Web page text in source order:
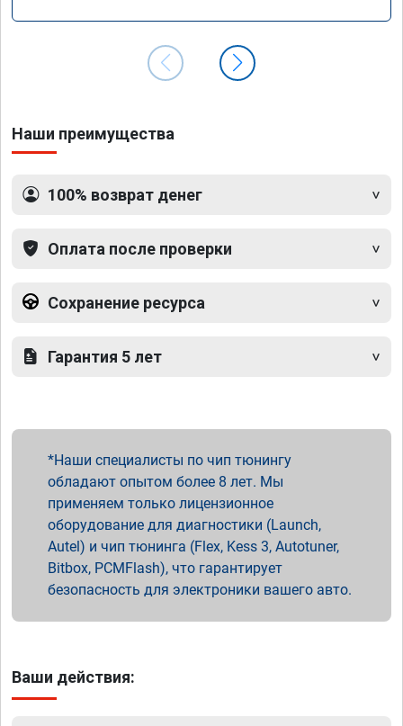
Наши преимущества
100% возврат денег
Оплата после проверки
Сохранение ресурса
Гарантия 5 лет
Наши специалисты по чип тюнингу
обладают опытом более 8 лет. Мы
применяем только лицензионное
оборудование для диагностики (Launch,
Autel) и чип тюнинга (Flex, Kess 3, Autotuner,
Bitbox, PCMFlash), что гарантирует
безопасность для электроники вашего авто.
Ваши действия: